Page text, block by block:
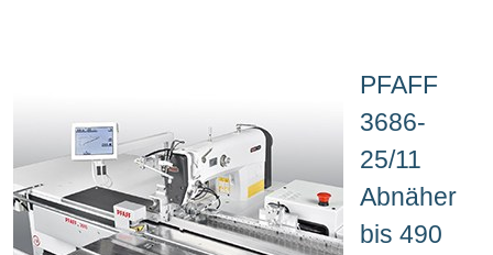
PFAFF
3686-
25/11
Abnäher
bis 490